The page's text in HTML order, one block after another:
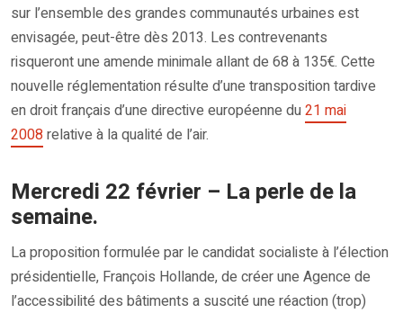
sur l’ensemble des grandes communautés urbaines est
envisagée, peut-être dès 2013. Les contrevenants
risqueront une amende minimale allant de 68 à 135€. Cette
nouvelle réglementation résulte d’une transposition tardive
en droit français d’une directive européenne du21 mai
2008relative à la qualité de l’air.
Mercredi 22 février – La perle de la
semaine.
La proposition formulée par le candidat socialiste à l’élection
présidentielle, François Hollande, de créer une Agence de
l’accessibilité des bâtiments a suscité une réaction (trop)